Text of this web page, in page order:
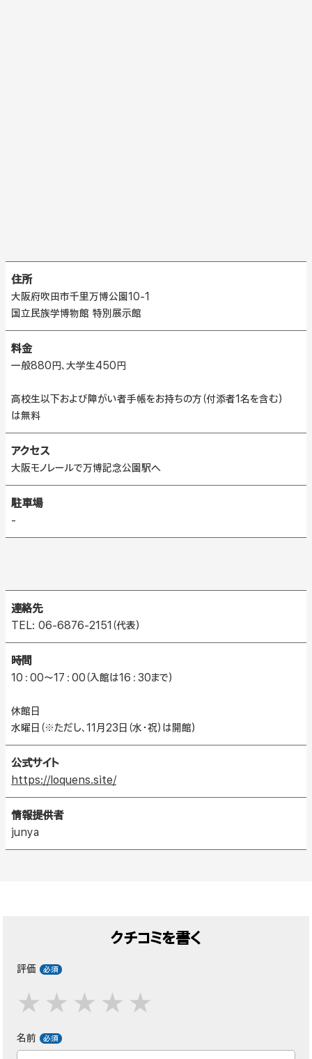
住所
大阪府吹田市千里万博公園10-1
国立民族学博物館 特別展示館
料金
一般880円、大学生450円
高校生以下および障がい者手帳をお持ちの方（付添者1名を含む）
は無料
アクセス
大阪モノレールで万博記念公園駅へ
駐車場
-
連絡先
TEL: 06-6876-2151（代表）
時間
10：00～17：00（入館は16：30まで）
休館日
水曜日（※ただし、11月23日（水･祝）は開館）
公式サイト
https://loquens.site/
情報提供者
junya
クチコミを書く
評価
名前